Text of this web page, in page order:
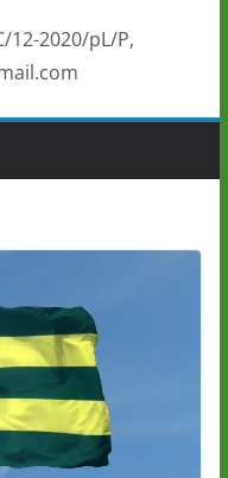
12-2020/pL/P,